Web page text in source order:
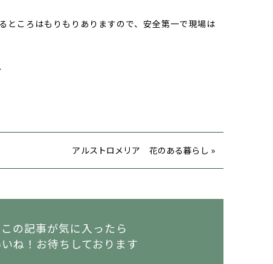
ころはもりもりありますので、安全第一で現場は
アルストロメリア 花のある暮らし »
この記事が気に入ったら
ね！ お待ちしております